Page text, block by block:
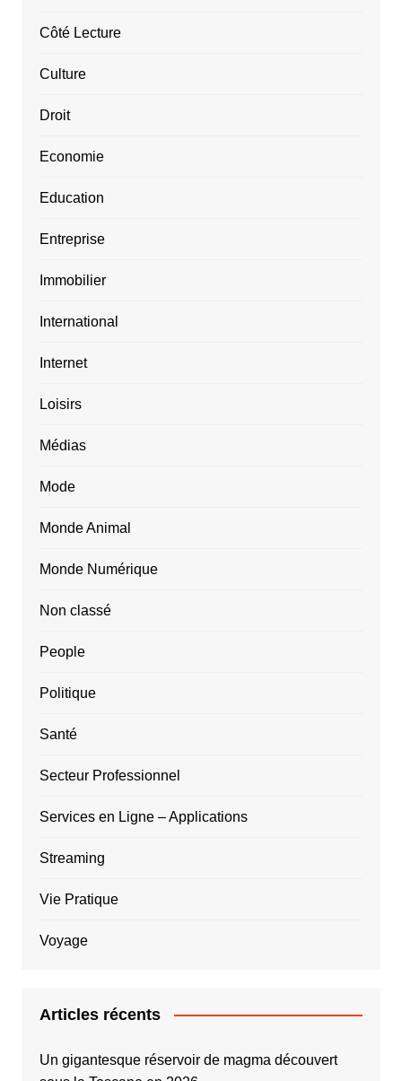
Côté Lecture
Culture
Droit
Economie
Education
Entreprise
Immobilier
International
Internet
Loisirs
Médias
Mode
Monde Animal
Monde Numérique
Non classé
People
Politique
Santé
Secteur Professionnel
Services en Ligne – Applications
Streaming
Vie Pratique
Voyage
Articles récents
Un gigantesque réservoir de magma découvert